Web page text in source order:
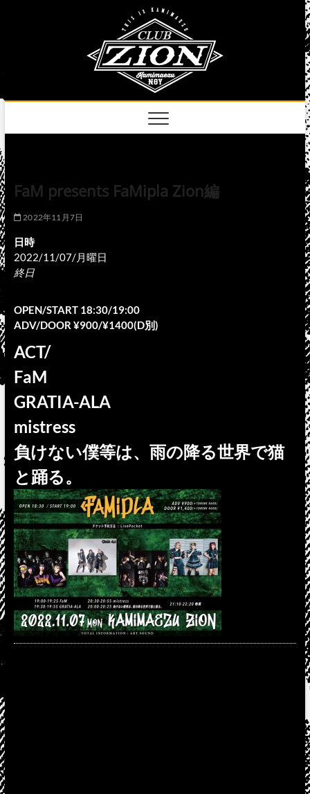
FaM presents FaMipla Zion編
2022年11月7日
日時
2022/11/07/月曜日
終日
OPEN/START 18:30/19:00
ADV/DOOR ¥900/¥1400(D別)
ACT/
FaM
GRATIA-ALA
mistress
負けない僕等は、雨の降る世界で猫
と踊る。